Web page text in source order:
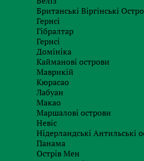
Британські Віргінські
Гернсі
Гібралтар
Гернсі
Домініка
Кайманові острови
Маврикій
Кюрасао
Лабуан
Макао
Маршалові острови
Невіс
Нідерландські Антильські
Панама
Острів Мен